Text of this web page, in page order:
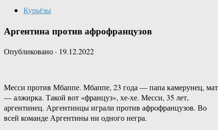
Курьёзы
Аргентина против афрофранцузов
Опубликовано · 19.12.2022
Месси против Мбаппе. Мбаппе, 23 года — папа камерунец,
— алжирка. Такой вот «француз», хе-хе. Месси, 35 лет,
аргентинец. Аргентинцы играли против афрофранцузов. Во
всей команде Аргентины ни одного негра.